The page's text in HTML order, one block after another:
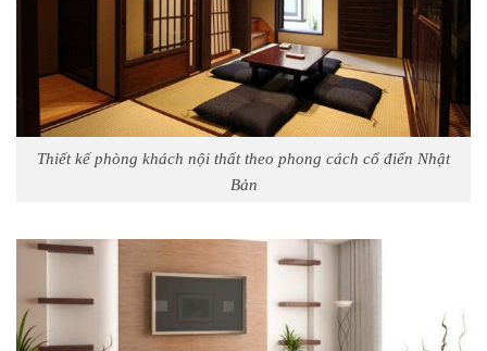
Thiết kế phòng khách nội thất theo phong cách cổ điển Nhật
Bản